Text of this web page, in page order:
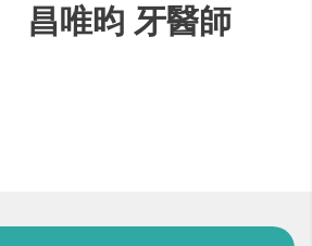
昌唯昀 牙醫師